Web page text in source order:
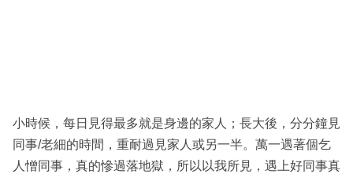
閱
專
區
小時候，每日見得最多就是身邊的家人；長大後，分分鐘見
同事/老細的時間，重耐過見家人或另一半。萬一遇著個乞
人憎同事，真的慘過落地獄，所以以我所見，遇上好同事真